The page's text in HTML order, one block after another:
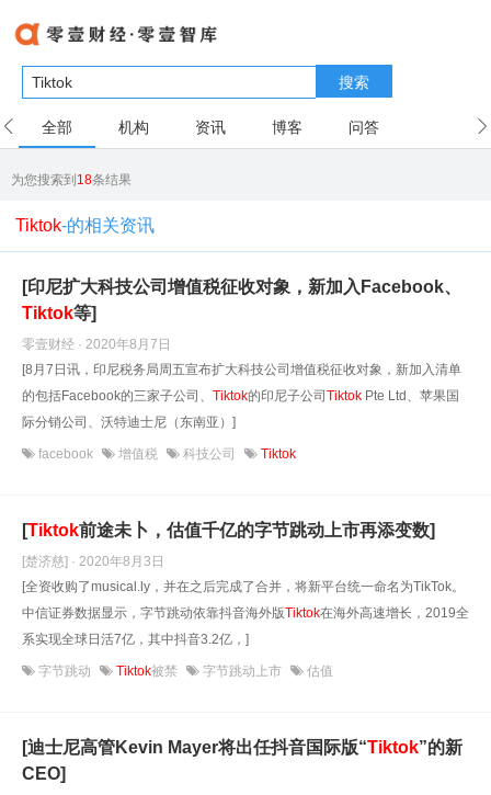
搜索
全部 机构 资讯 博客 问答
为您搜索到18条结果
Tiktok-的相关资讯
[印尼扩大科技公司增值税征收对象，新加入Facebook、
Tiktok等]
零壹财经 · 2020年8月7日
[8月7日讯，印尼税务局周五宣布扩大科技公司增值税征收对象，新加入清单
的包括Facebook的三家子公司、 Tiktok的印尼子公司Tiktok Pte Ltd、苹果国
际分销公司、沃特迪士尼（东南亚）]
facebook 增值税 科技公司 Tiktok
[Tiktok前途未卜，估值千亿的字节跳动上市再添变数]
[楚济慈] · 2020年8月3日
[全资收购了musical.ly，并在之后完成了合并，将新平台统一命名为TikTok。
中信证券数据显示，字节跳动依靠抖音海外版Tiktok在海外高速增长，2019全
系实现全球日活7亿，其中抖音3.2亿，]
字节跳动 Tiktok被禁 字节跳动上市 估值
[迪士尼高管Kevin Mayer将出任抖音国际版“Tiktok”的新
CEO]